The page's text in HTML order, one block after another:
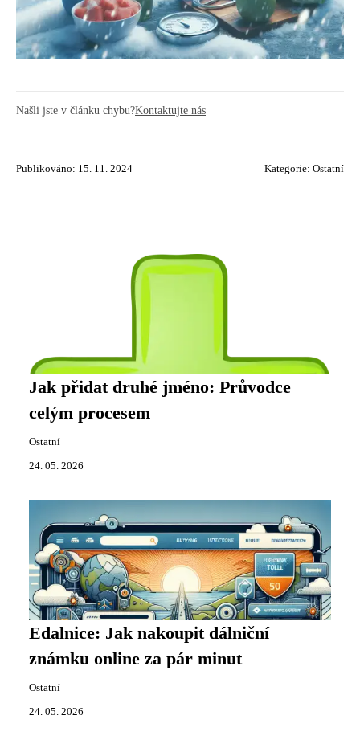
Našli jste v článku chybu?Kontaktujte nás
Publikováno: 15. 11. 2024 Kategorie: Ostatní
Jak přidat druhé jméno: Průvodce
celým procesem
Ostatní
24. 05. 2026
Edalnice: Jak nakoupit dálniční
známku online za pár minut
Ostatní
24. 05. 2026